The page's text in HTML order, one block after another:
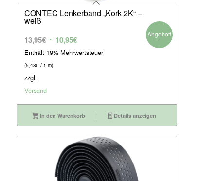
CONTEC Lenkerband „Kork 2K“ –
weiß
13,95€ Ursprünglicher
Preis
war:
10,95€Aktueller
Preis
Enthält 19% Mehrwertsteuer
(5,48€/ 1 m)
zzgl.
Versand
Angebot!
In den Warenkorb Details anzeigen